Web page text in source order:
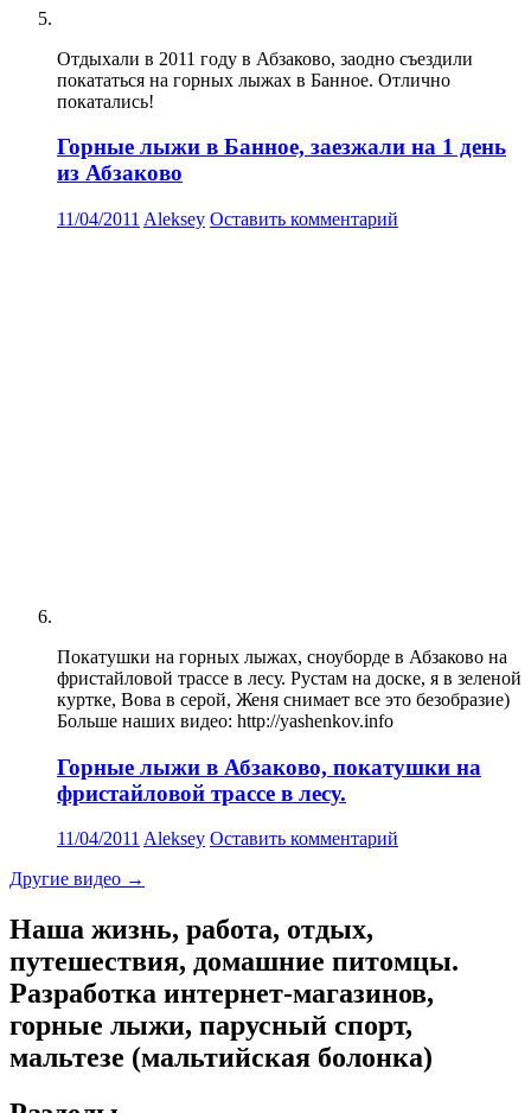
Отдыхали в 2011 году в Абзаково, заодно съездили
покататься на горных лыжах в Банное. Отлично
покатались!
Горные лыжи в Банное, заезжали на 1 день
из Абзаково
11/04/2011 Aleksey Оставить комментарий
Покатушки на горных лыжах, сноуборде в Абзаково на
фристайловой трассе в лесу. Рустам на доске, я в зеленой
куртке, Вова в серой, Женя снимает все это безобразие)
Больше наших видео: http://yashenkov.info
Горные лыжи в Абзаково, покатушки на
фристайловой трассе в лесу.
11/04/2011 Aleksey Оставить комментарий
Другие видео →
Наша жизнь, работа, отдых,
путешествия, домашние питомцы.
Разработка интернет-магазинов,
горные лыжи, парусный спорт,
мальтезе (мальтийская болонка)